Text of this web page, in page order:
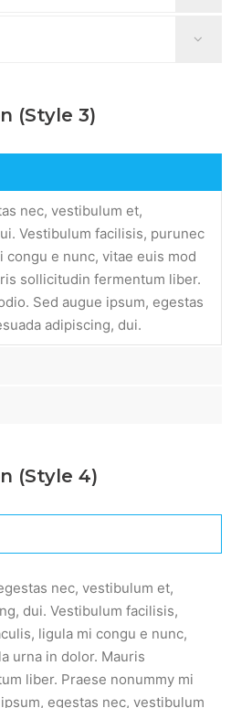
nec, vestibulum et,
in dolor. Mauris sollicitudin
nonummy mi in odio. Sed
vestibulum et, malesuada
Vestibulum facilisis,
in dolor. Mauris sollicitudin
nonummy mi in odio. Sed
vestibulum et, malesuada
(Style 3)
nec, vestibulum et,
Vestibulum facilisis, purunec
congu e nunc, vitae euis mod
sollicitudin fermentum liber.
Sed augue ipsum, egestas
adipiscing, dui.
nec, vestibulum et,
sollicitudin fermentum liber.
adipiscing, dui.
Vestibulum facilisis, purunec
congu e nunc, vitae euis mod
sollicitudin fermentum liber.
Sed augue ipsum, egestas
adipiscing, dui.
(Style 4)
nec, vestibulum et,
dui. Vestibulum facilisis,
ligula mi congu e nunc,
urna in dolor. Mauris
liber. Praese nonummy mi
egestas nec, vestibulum